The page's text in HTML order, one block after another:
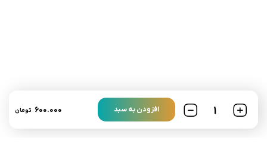
افزودن به سبد ۶۰۰.۰۰۰ تومان